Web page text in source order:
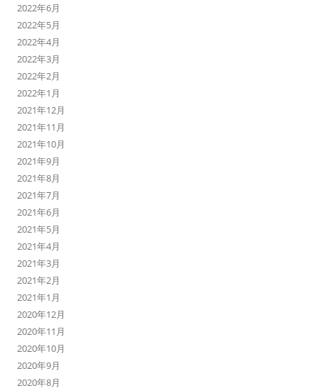
2022年6月
2022年5月
2022年4月
2022年3月
2022年2月
2022年1月
2021年12月
2021年11月
2021年10月
2021年9月
2021年8月
2021年7月
2021年6月
2021年5月
2021年4月
2021年3月
2021年2月
2021年1月
2020年12月
2020年11月
2020年10月
2020年9月
2020年8月